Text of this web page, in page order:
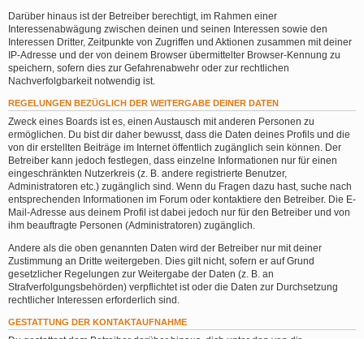
Darüber hinaus ist der Betreiber berechtigt, im Rahmen einer
Interessenabwägung zwischen deinen und seinen Interessen sowie den
Interessen Dritter, Zeitpunkte von Zugriffen und Aktionen zusammen mit deiner
IP-Adresse und der von deinem Browser übermittelter Browser-Kennung zu
speichern, sofern dies zur Gefahrenabwehr oder zur rechtlichen
Nachverfolgbarkeit notwendig ist.
REGELUNGEN BEZÜGLICH DER WEITERGABE DEINER DATEN
Zweck eines Boards ist es, einen Austausch mit anderen Personen zu
ermöglichen. Du bist dir daher bewusst, dass die Daten deines Profils und die
von dir erstellten Beiträge im Internet öffentlich zugänglich sein können. Der
Betreiber kann jedoch festlegen, dass einzelne Informationen nur für einen
eingeschränkten Nutzerkreis (z. B. andere registrierte Benutzer,
Administratoren etc.) zugänglich sind. Wenn du Fragen dazu hast, suche nach
entsprechenden Informationen im Forum oder kontaktiere den Betreiber. Die E-
Mail-Adresse aus deinem Profil ist dabei jedoch nur für den Betreiber und von
ihm beauftragte Personen (Administratoren) zugänglich.
Andere als die oben genannten Daten wird der Betreiber nur mit deiner
Zustimmung an Dritte weitergeben. Dies gilt nicht, sofern er auf Grund
gesetzlicher Regelungen zur Weitergabe der Daten (z. B. an
Strafverfolgungsbehörden) verpflichtet ist oder die Daten zur Durchsetzung
rechtlicher Interessen erforderlich sind.
GESTATTUNG DER KONTAKTAUFNAHME